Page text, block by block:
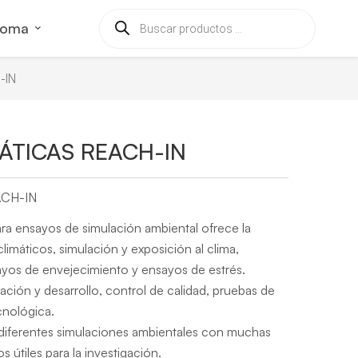
IN
REACH-IN
IN
ensayos de simulación ambiental ofrece la
simulación y exposición al clima,
de envejecimiento y ensayos de estrés.
y desarrollo, control de calidad, pruebas de
simulaciones ambientales con muchas
útiles para la investigación.